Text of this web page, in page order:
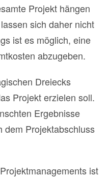
Projekt hängen
sich daher nicht
ist es möglich, eine
abzugeben.
Dreiecks
Projekt erzielen soll.
Ergebnisse
dem Projektabschluss
ist